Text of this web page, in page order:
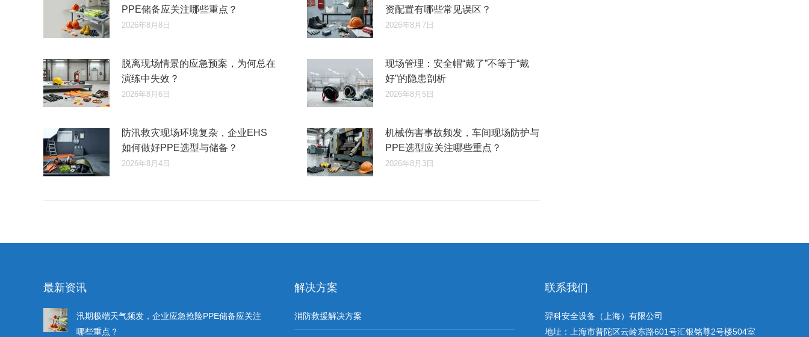
PPE储备应关注哪些重点？
2026年8月8日
资配置有哪些常见误区？
2026年8月7日
脱离现场情景的应急预案，为何总在
演练中失效？
2026年8月6日
现场管理：安全帽“戴了”不等于“戴
好”的隐患剖析
2026年8月5日
防汛救灾现场环境复杂，企业EHS
如何做好PPE选型与储备？
2026年8月4日
机械伤害事故频发，车间现场防护与
PPE选型应关注哪些重点？
2026年8月3日
最新资讯
汛期极端天气频发，企业应急抢险PPE储备应关注
哪些重点？
解决方案
消防救援解决方案
联系我们
羿科安全设备（上海）有限公司
地址：上海市普陀区云岭东路601号汇银铭尊2号楼504室